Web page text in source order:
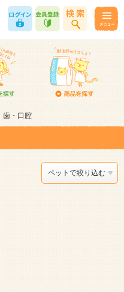
歯・口腔
ペットで絞り込む